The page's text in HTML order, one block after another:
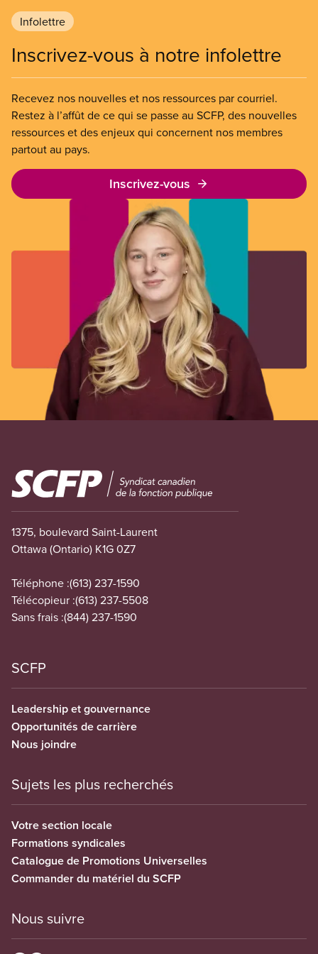
Infolettre
Inscrivez-vous à notre infolettre
Recevez nos nouvelles et nos ressources par courriel.
Restez à l’affût de ce qui se passe au SCFP, des nouvelles
ressources et des enjeux qui concernent nos membres
partout au pays.
Inscrivez-vous
Image
1375, boulevard Saint-Laurent
Ottawa (Ontario) K1G 0Z7
Téléphone :(613) 237-1590
Télécopieur :(613) 237-5508
Sans frais :(844) 237-1590
SCFP
Leadership et gouvernance
Opportunités de carrière
Nous joindre
Sujets les plus recherchés
Votre section locale
Formations syndicales
Catalogue de Promotions Universelles
Commander du matériel du SCFP
Nous suivre